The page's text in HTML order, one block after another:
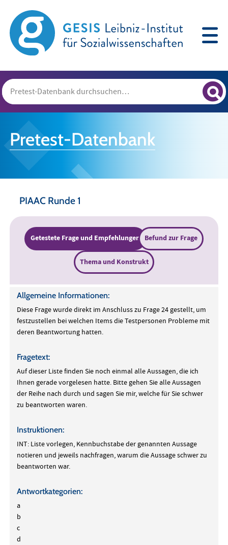
Pretest-Datenbank
PIAAC Runde 1
Getestete Frage und Empfehlungen Befund zur Frage
Thema und Konstrukt
Allgemeine Informationen:
Diese Frage wurde direkt im Anschluss zu Frage 24 gestellt, um
festzustellen bei welchen Items die Testpersonen Probleme mit
deren Beantwortung hatten.
Fragetext:
Auf dieser Liste finden Sie noch einmal alle Aussagen, die ich
Ihnen gerade vorgelesen hatte. Bitte gehen Sie alle Aussagen
der Reihe nach durch und sagen Sie mir, welche für Sie schwer
zu beantworten waren.
Instruktionen:
INT: Liste vorlegen, Kennbuchstabe der genannten Aussage
notieren und jeweils nachfragen, warum die Aussage schwer zu
beantworten war.
Antwortkategorien:
a
b
c
d